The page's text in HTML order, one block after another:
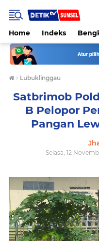
Home Indeks
› Lubuklinggau
Satbrimob
B Pelopor
Pangan
Selasa, 12